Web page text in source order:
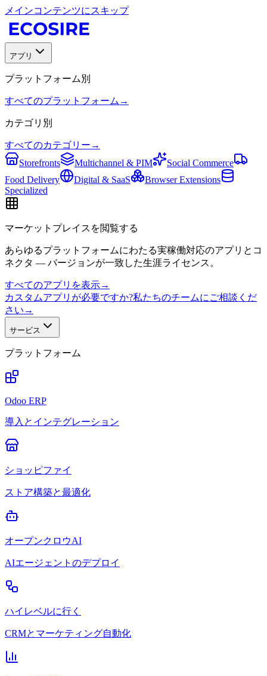
メインコンテンツにスキップ
アプリ
プラットフォーム別
すべてのプラットフォーム →
カテゴリ別
すべてのカテゴリー →
Storefronts
Multichannel & PIM
Social Commerce
Food Delivery
Digital & SaaS
Browser Extensions
Specialized
マーケットプレイスを閲覧する
あらゆるプラットフォームにわたる実稼働対応のアプリとコ
ネクタ — バージョンが一致した生涯ライセンス。
すべてのアプリを表示→
カスタムアプリが必要ですか?私たちのチームにご相談くだ
さい →
サービス
プラットフォーム
Odoo ERP
導入とインテグレーション
ショッピファイ
ストア構築と最適化
オープンクロウAI
AIエージェントのデプロイ
ハイレベルに行く
CRMとマーケティング自動化